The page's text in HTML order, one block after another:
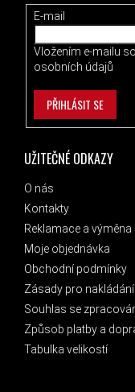
UŽITEČNÉ ODKAZY
O nás
Kontakty
Reklamace a výměna
Moje objednávka
Obchodní podmínky
Zásady pro
Souhlas se
Způsob platby a
Tabulka velikostí
E-mail
Vložením e-mailu
osobních údajů
PŘIHLÁSIT SE